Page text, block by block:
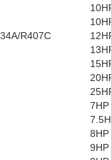
R407C
7HP
8HP
9HP